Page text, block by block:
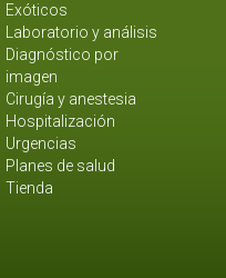
Exóticos
Laboratorio y análisis
Diagnóstico por
imagen
Cirugía y anestesia
Hospitalización
Urgencias
Planes de salud
Tienda